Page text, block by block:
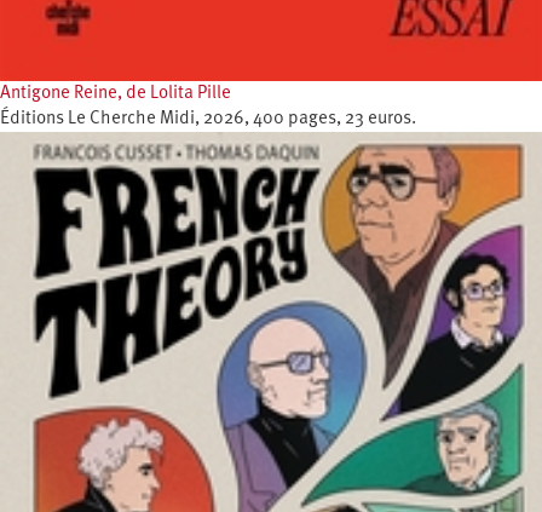
Antigone Reine, de Lolita Pille
Éditions Le Cherche Midi, 2026, 400 pages, 23 euros.